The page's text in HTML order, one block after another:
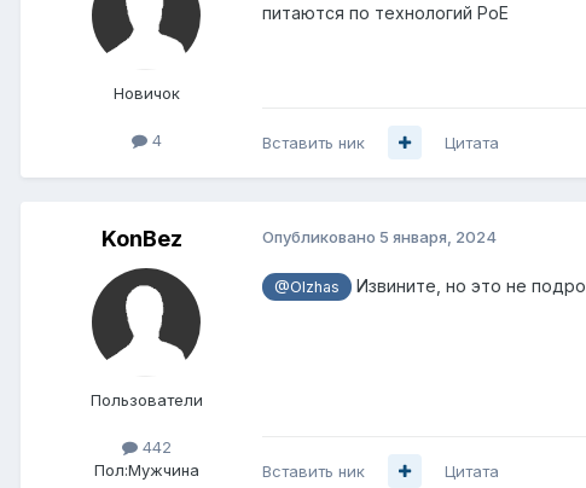
Новичок
4
питаются по технологий PoE
Вставить ник Цитата
KonBez
Пользователи
442
Пол:Мужчина
Опубликовано 5 января, 2024
@Olzhas Извините, но это не
Вставить ник Цитата